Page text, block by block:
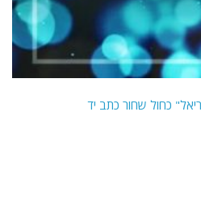
כחול שחור כתב יד